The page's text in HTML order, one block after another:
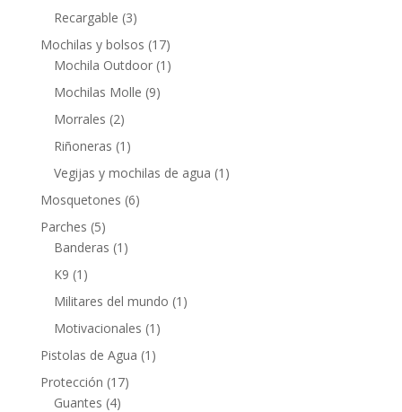
Recargable (3)
Mochilas y bolsos (17)
Mochila Outdoor (1)
Mochilas Molle (9)
Morrales (2)
Riñoneras (1)
Vegijas y mochilas de agua (1)
Mosquetones (6)
Parches (5)
Banderas (1)
K9 (1)
Militares del mundo (1)
Motivacionales (1)
Pistolas de Agua (1)
Protección (17)
Guantes (4)